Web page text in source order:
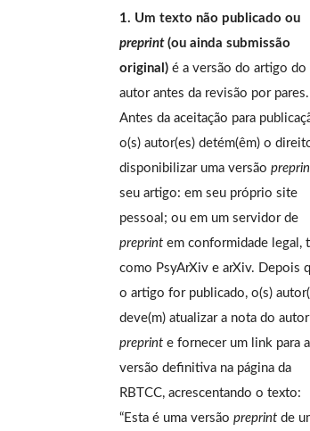
1. Um texto não publicado ou
preprint(ou ainda submissão
original) é a versão do artigo do
autor antes da revisão por pares.
Antes da aceitação para
o(s) autor(es) detém(êm) o
disponibilizar uma versão
seu artigo: em seu próprio site
pessoal; ou em um servidor de
preprint em conformidade legal,
como PsyArXiv e arXiv. Depois
o artigo for publicado, o(s)
deve(m) atualizar a nota do
preprint e fornecer um link para a
versão definitiva na página da
RBTCC, acrescentando o texto:
“Esta é uma versão preprint de